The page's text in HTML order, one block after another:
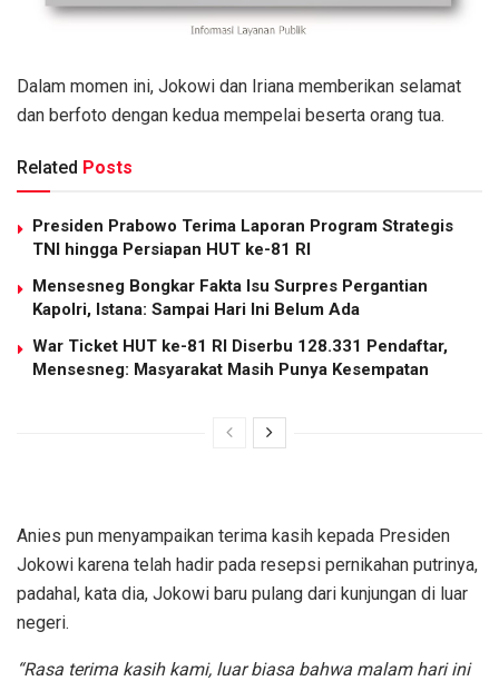
Dalam momen ini, Jokowi dan Iriana memberikan selamat
dan berfoto dengan kedua mempelai beserta orang tua.
Related Posts
Presiden Prabowo Terima Laporan Program Strategis
TNI hingga Persiapan HUT ke-81 RI
Mensesneg Bongkar Fakta Isu Surpres Pergantian
Kapolri, Istana: Sampai Hari Ini Belum Ada
War Ticket HUT ke-81 RI Diserbu 128.331 Pendaftar,
Mensesneg: Masyarakat Masih Punya Kesempatan
Anies pun menyampaikan terima kasih kepada Presiden
Jokowi karena telah hadir pada resepsi pernikahan putrinya,
padahal, kata dia, Jokowi baru pulang dari kunjungan di luar
negeri.
“Rasa terima kasih kami, luar biasa bahwa malam hari ini